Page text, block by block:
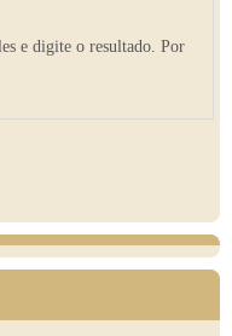
e digite o resultado. Por